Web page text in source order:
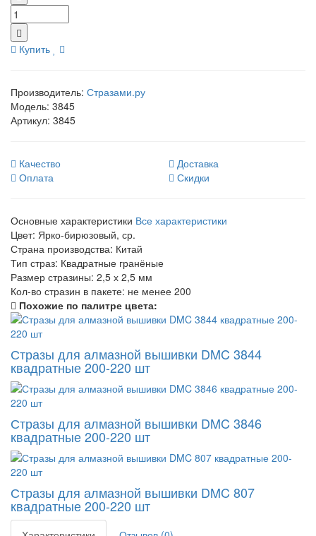
Купить
Производитель: Стразами.ру
Модель: 3845
Артикул: 3845
Качество
Доставка
Оплата
Скидки
Основные характеристики Все характеристики
Цвет: Ярко-бирюзовый, ср.
Страна производства: Китай
Тип страз: Квадратные гранёные
Размер стразины: 2,5 х 2,5 мм
Кол-во стразин в пакете: не менее 200
Похожие по палитре цвета:
Стразы для алмазной вышивки DMC 3844
квадратные 200-220 шт
Стразы для алмазной вышивки DMC 3846
квадратные 200-220 шт
Стразы для алмазной вышивки DMC 807
квадратные 200-220 шт